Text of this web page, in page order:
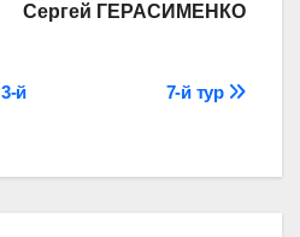
Сергей ГЕРАСИМЕНКО
7-й тур
й